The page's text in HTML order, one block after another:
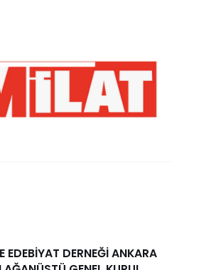
EDEBİYAT DERNEĞİ ANKARA